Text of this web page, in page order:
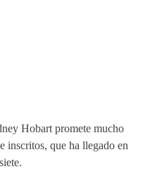
Hobart promete mucho
inscritos, que ha llegado en